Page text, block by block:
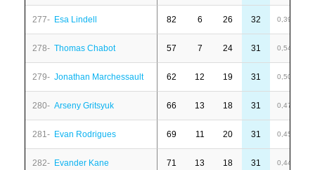
277- Esa Lindell 82 6 26 32 0,39
278- Thomas Chabot 57 7 24 31 0,54
279- Jonathan Marchessault 62 12 19 31 0,50
280- Arseny Gritsyuk 66 13 18 31 0,47
281- Evan Rodrigues 69 11 20 31 0,45
282- Evander Kane 71 13 18 31 0,44